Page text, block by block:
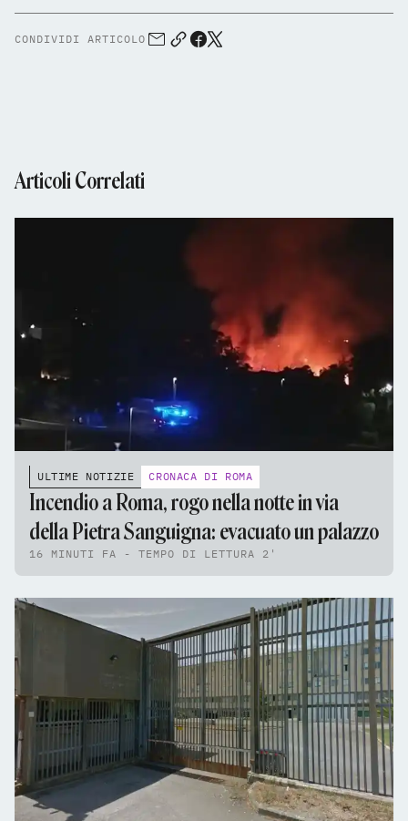
CONDIVIDI ARTICOLO
Articoli Correlati
ULTIME NOTIZIE CRONACA DI ROMA
Incendio a Roma, rogo nella notte in via
della Pietra Sanguigna: evacuato un palazzo
16 MINUTI FA - TEMPO DI LETTURA 2'